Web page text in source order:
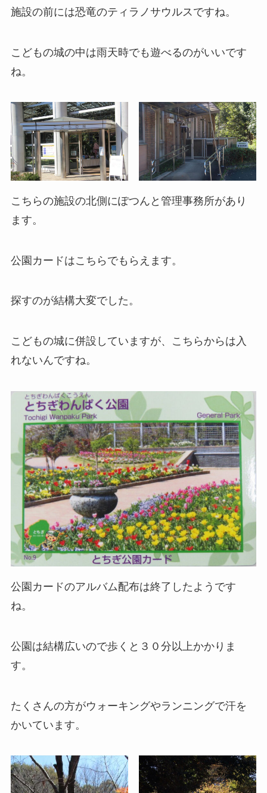
施設の前には恐竜のティラノサウルスですね。
こどもの城の中は雨天時でも遊べるのがいいです
ね。
こちらの施設の北側にぽつんと管理事務所があり
ます。
公園カードはこちらでもらえます。
探すのが結構大変でした。
こどもの城に併設していますが、こちらからは入
れないんですね。
公園カードのアルバム配布は終了したようです
ね。
公園は結構広いので歩くと３０分以上かかりま
す。
たくさんの方がウォーキングやランニングで汗を
かいています。